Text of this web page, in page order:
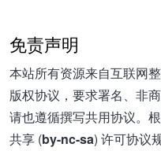
免责声明
本站所有资源来自互联网
版权协议，要求署名、非
请也遵循撰写共用协议。
共享 (by-nc-sa) 许可协议